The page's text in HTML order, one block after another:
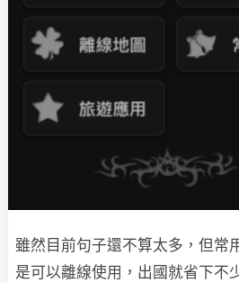
雖然目前句子還不算太多，但常
是可以離線使用，出國就省下不